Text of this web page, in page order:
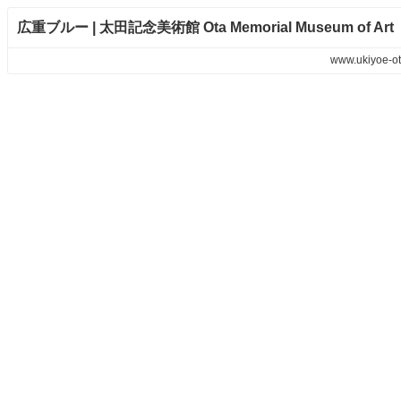
広重ブルー | 太田記念美術館 Ota Memorial Museum of Art
www.ukiyoe-